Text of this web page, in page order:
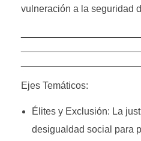
vulneración a la seguridad
Ejes Temáticos:
Élites y Exclusión: La
desigualdad social para